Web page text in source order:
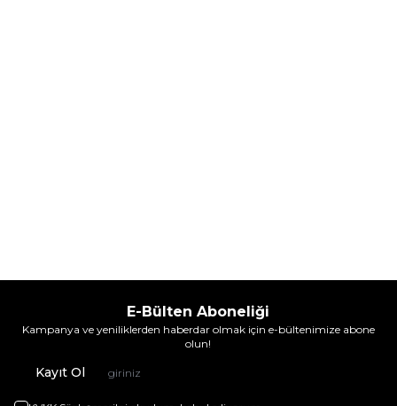
E-Bülten Aboneliği
Kampanya ve yeniliklerden haberdar olmak için e-bültenimize abone
olun!
Kayıt Ol